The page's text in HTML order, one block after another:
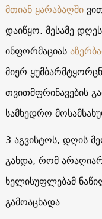
მთიან ყარაბაღში
დაიწყო. მესამე
ინფორმაციას
მიერ
თვითმფრინავების
სამხედრო
3 აგვისტოს, დღის
გახდა, რომ
ხელისუფლებამ
გამოაცხადა.